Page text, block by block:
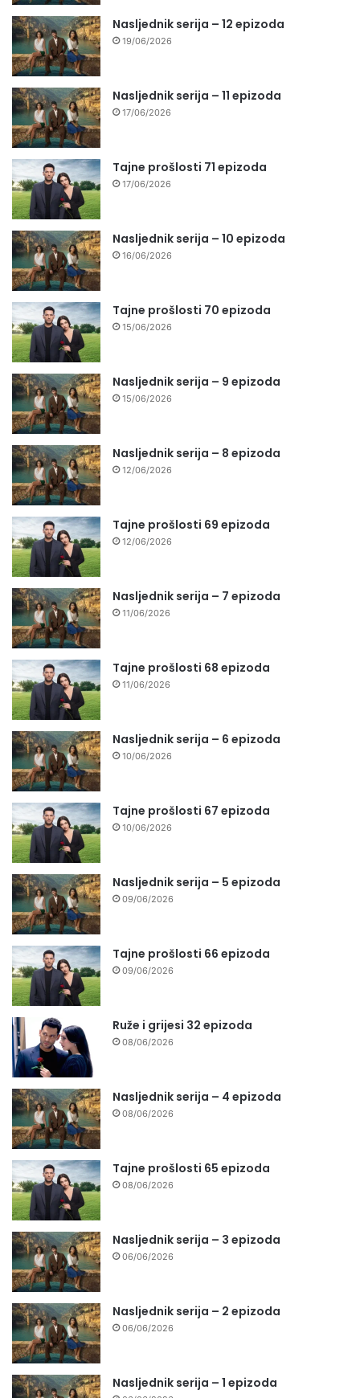
Nasljednik serija – 12 epizoda
19/06/2026
Nasljednik serija – 11 epizoda
17/06/2026
Tajne prošlosti 71 epizoda
17/06/2026
Nasljednik serija – 10 epizoda
16/06/2026
Tajne prošlosti 70 epizoda
15/06/2026
Nasljednik serija – 9 epizoda
15/06/2026
Nasljednik serija – 8 epizoda
12/06/2026
Tajne prošlosti 69 epizoda
12/06/2026
Nasljednik serija – 7 epizoda
11/06/2026
Tajne prošlosti 68 epizoda
11/06/2026
Nasljednik serija – 6 epizoda
10/06/2026
Tajne prošlosti 67 epizoda
10/06/2026
Nasljednik serija – 5 epizoda
09/06/2026
Tajne prošlosti 66 epizoda
09/06/2026
Ruže i grijesi 32 epizoda
08/06/2026
Nasljednik serija – 4 epizoda
08/06/2026
Tajne prošlosti 65 epizoda
08/06/2026
Nasljednik serija – 3 epizoda
06/06/2026
Nasljednik serija – 2 epizoda
06/06/2026
Nasljednik serija – 1 epizoda